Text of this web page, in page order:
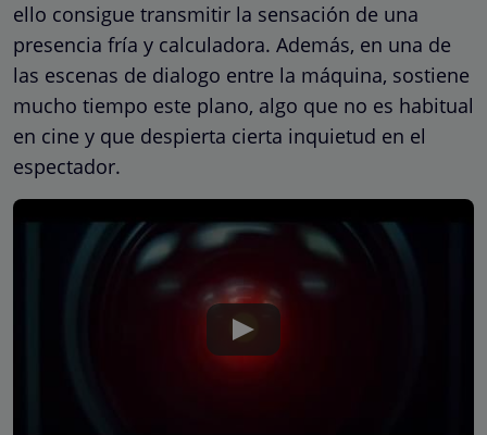
ello consigue transmitir la sensación de una
presencia fría y calculadora. Además, en una de
las escenas de dialogo entre la máquina, sostiene
mucho tiempo este plano, algo que no es habitual
en cine y que despierta cierta inquietud en el
espectador.